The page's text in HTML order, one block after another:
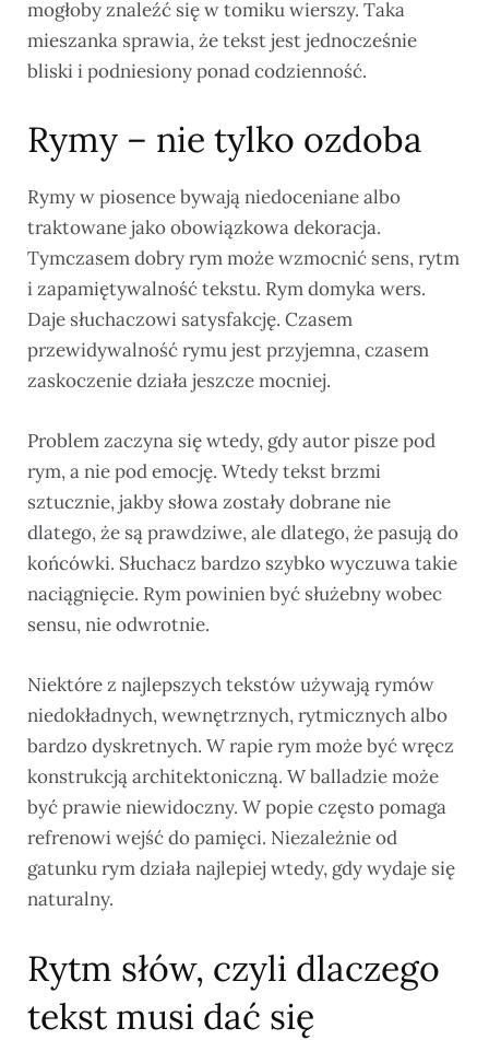
mogłoby znaleźć się w tomiku wierszy. Taka
mieszanka sprawia, że tekst jest jednocześnie
bliski i podniesiony ponad codzienność.
Rymy – nie tylko ozdoba
Rymy w piosence bywają niedoceniane albo
traktowane jako obowiązkowa dekoracja.
Tymczasem dobry rym może wzmocnić sens, rytm
i zapamiętywalność tekstu. Rym domyka wers.
Daje słuchaczowi satysfakcję. Czasem
przewidywalność rymu jest przyjemna, czasem
zaskoczenie działa jeszcze mocniej.
Problem zaczyna się wtedy, gdy autor pisze pod
rym, a nie pod emocję. Wtedy tekst brzmi
sztucznie, jakby słowa zostały dobrane nie
dlatego, że są prawdziwe, ale dlatego, że pasują do
końcówki. Słuchacz bardzo szybko wyczuwa takie
naciągnięcie. Rym powinien być służebny wobec
sensu, nie odwrotnie.
Niektóre z najlepszych tekstów używają rymów
niedokładnych, wewnętrznych, rytmicznych albo
bardzo dyskretnych. W rapie rym może być wręcz
konstrukcją architektoniczną. W balladzie może
być prawie niewidoczny. W popie często pomaga
refrenowi wejść do pamięci. Niezależnie od
gatunku rym działa najlepiej wtedy, gdy wydaje się
naturalny.
Rytm słów, czyli dlaczego
tekst musi dać się